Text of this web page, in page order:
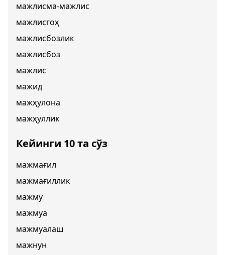
мажлисма-мажлис
мажлисгоҳ
мажлисбозлик
мажлисбоз
мажлис
мажид
мажҳулона
мажҳуллик
Кейинги 10 та сўз
мажмағил
мажмағиллик
мажму
мажмуа
мажмуалаш
мажнун